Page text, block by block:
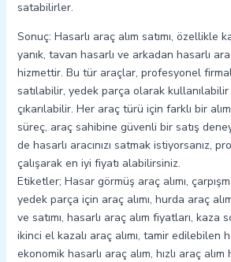
satabilirler.
Sonuç: Hasarlı araç alım satımı, özellikle
yanık, tavan hasarlı ve arkadan hasarlı
hizmettir. Bu tür araçlar, profesyonel
satılabilir, yedek parça olarak
çıkarılabilir. Her araç türü için farklı bir
süreç, araç sahibine güvenli bir satış
de hasarlı aracınızı satmak istiyorsanız,
çalışarak en iyi fiyatı alabilirsiniz.
Etiketler; Hasar görmüş araç alımı,
yedek parça için araç alımı, hurda araç
ve satımı, hasarlı araç alım fiyatları, kaza
ikinci el kazalı araç alımı, tamir edilebilen
ekonomik hasarlı araç alım, hızlı araç